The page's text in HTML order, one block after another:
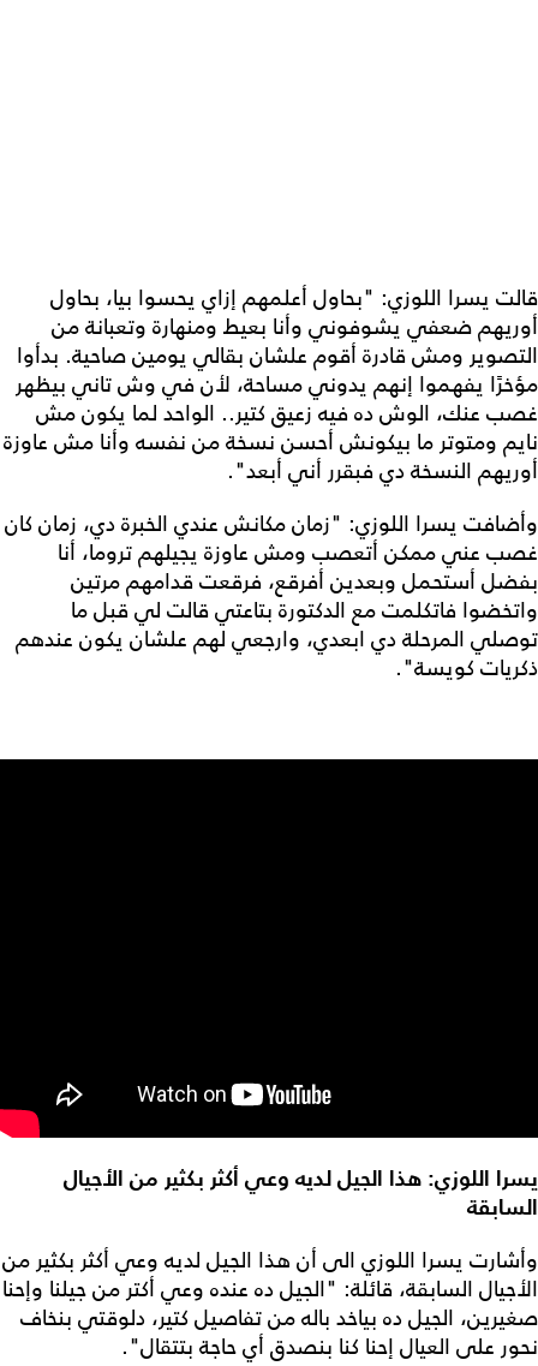
قالت يسرا اللوزي: "بحاول أعلمهم إزاي يحسوا بيا، بحاول
أوريهم ضعفي يشوفوني وأنا بعيط ومنهارة وتعبانة من
التصوير ومش قادرة أقوم علشان بقالي يومين صاحية. بدأوا
مؤخرًا يفهموا إنهم يدوني مساحة، لأن في وش تاني بيظهر
غصب عنك، الوش ده فيه زعيق كتير.. الواحد لما يكون مش
نايم ومتوتر ما بيكونش أحسن نسخة من نفسه وأنا مش عاوزة
أوريهم النسخة دي فبقرر أني أبعد".
وأضافت يسرا اللوزي: "زمان مكانش عندي الخبرة دي، زمان كان
غصب عني ممكن أتعصب ومش عاوزة يجيلهم تروما، أنا
بفضل أستحمل وبعدين أفرقع، فرقعت قدامهم مرتين
واتخضوا فاتكلمت مع الدكتورة بتاعتي قالت لي قبل ما
توصلي المرحلة دي ابعدي، وارجعي لهم علشان يكون عندهم
ذكريات كويسة".
يسرا اللوزي: هذا الجيل لديه وعي أكثر بكثير من الأجيال
السابقة
وأشارت يسرا اللوزي الى أن هذا الجيل لديه وعي أكثر بكثير من
الأجيال السابقة، قائلة: "الجيل ده عنده وعي أكتر من جيلنا وإحنا
صغيرين، الجيل ده بياخد باله من تفاصيل كتير، دلوقتي بنخاف
نحور على العيال إحنا كنا بنصدق أي حاجة بتتقال".